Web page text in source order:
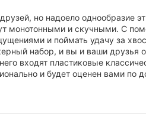
но надоело однообразие
монотонными и скучными. С
и поймать удачу за
набор, и вы и ваши друзья
входят пластиковые
и будет оценен вами по